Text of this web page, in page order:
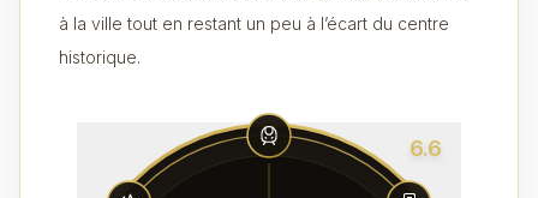
à la ville tout en restant un peu à l’écart du centre
historique.
6.6